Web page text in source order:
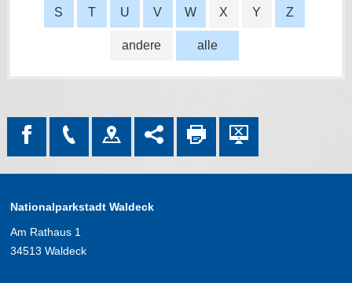
alle
S T U V W X Y Z
andere
Nationalparkstadt Waldeck
Am Rathaus 1
34513 Waldeck